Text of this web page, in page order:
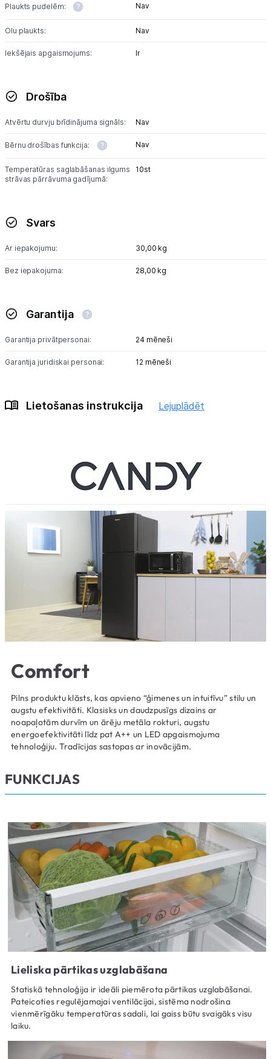
Plaukts pudelēm: Nav
Olu plaukts: Nav
Iekšējais apgaismojums: Ir
Drošība
Atvērtu durvju brīdinājuma signāls: Nav
Bērnu drošības funkcija: Nav
Temperatūras saglabāšanas ilgums
strāvas pārrāvuma gadījumā:
10st
Svars
Ar iepakojumu: 30,00 kg
Bez iepakojuma: 28,00 kg
Garantija
Garantija privātpersonai: 24 mēneši
Garantija juridiskai personai: 12 mēneši
Lietošanas instrukcija Lejuplādēt
Comfort
Pilns produktu klāsts, kas apvieno “ģimenes un intuitīvu” stilu un
augstu efektivitāti. Klasisks un daudzpusīgs dizains ar
noapaļotām durvīm un ārēju metāla rokturi, augstu
energoefektivitāti līdz pat A++ un LED apgaismojuma
tehnoloģiju. Tradīcijas sastopas ar inovācijām.
FUNKCIJAS
Lieliska pārtikas uzglabāšana
Statiskā tehnoloģija ir ideāli piemērota pārtikas uzglabāšanai.
Pateicoties regulējamajai ventilācijai, sistēma nodrošina
vienmērīgāku temperatūras sadali, lai gaiss būtu svaigāks visu
laiku.